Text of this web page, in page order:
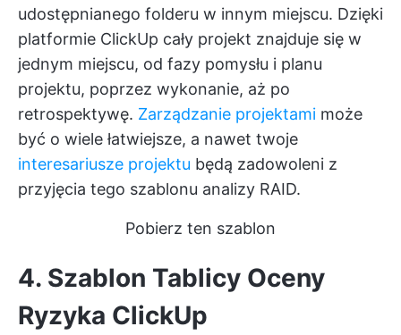
udostępnianego folderu w innym miejscu. Dzięki
platformie ClickUp cały projekt znajduje się w
jednym miejscu, od fazy pomysłu i planu
projektu, poprzez wykonanie, aż po
retrospektywę. Zarządzanie projektami może
być o wiele łatwiejsze, a nawet twoje
interesariusze projektu będą zadowoleni z
przyjęcia tego szablonu analizy RAID.
Pobierz ten szablon
4. Szablon Tablicy Oceny
Ryzyka ClickUp